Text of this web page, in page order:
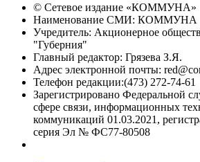
© Сетевое издание «КОММУНА»
Наименование СМИ: КОММУНА
Учредитель: Акционерное
"Губерния"
Главный редактор: Грязева З.Я.
Адрес электронной почты:
Телефон редакции:(473) 272-74-61
Зарегистрировано Федеральной
сфере связи, информационных
коммуникаций 01.03.2021,
серия Эл № ФС77-80508